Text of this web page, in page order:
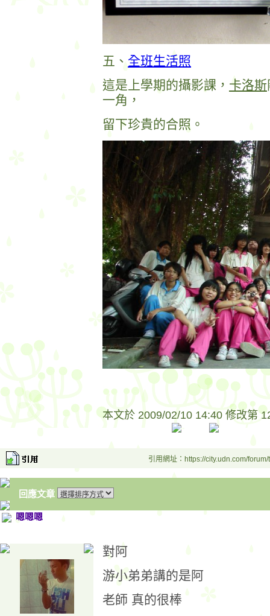
五、全班生活照
這是上學期的攝影課， 卡洛斯
一角，
留下珍貴的合照。
本文於 2009/02/10 14:40 修改第
引用網址：https://city.udn.com/
回應文章
嗯嗯嗯
對阿
游小弟弟講的是阿
老師 真的很棒